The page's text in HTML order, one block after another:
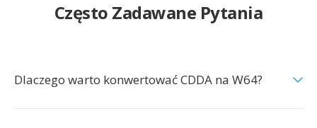
Często Zadawane Pytania
Dlaczego warto konwertować CDDA na W64?